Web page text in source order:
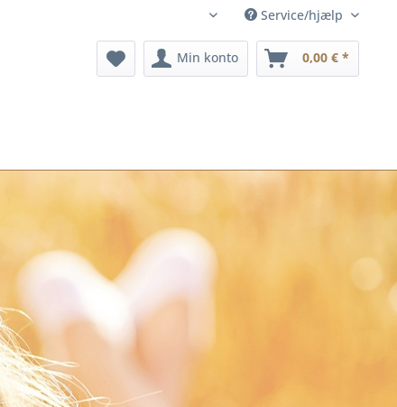
dk Service/hjælp
Min konto 0,00 € *